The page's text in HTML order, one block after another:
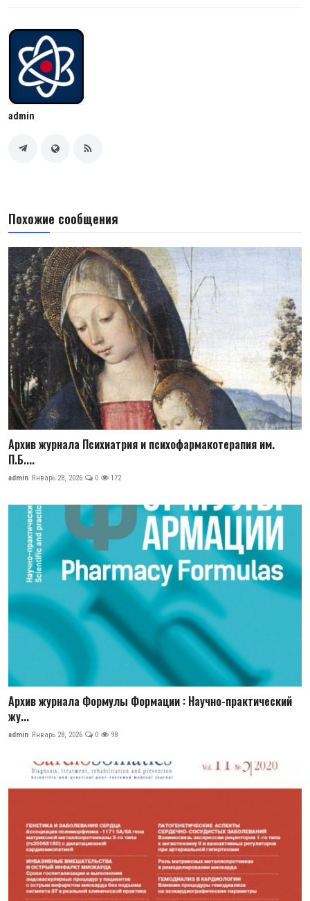
admin
Похожие сообщения
Архив журнала Психиатрия и психофармакотерапия им.
П.Б....
admin Январь 28, 2026 0 172
Архив журнала Формулы Формации : Научно-практический
жу...
admin Январь 28, 2026 0 98